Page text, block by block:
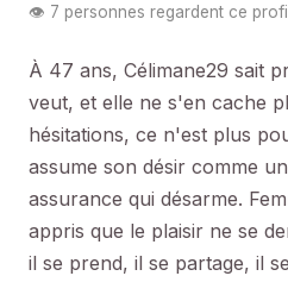
👁️ 7 personnes regardent ce profil
À 47 ans, Célimane29 sait
veut, et elle ne s'en cache
hésitations, ce n'est plus
assume son désir comme
assurance qui désarme.
appris que le plaisir ne se
il se prend, il se partage, il